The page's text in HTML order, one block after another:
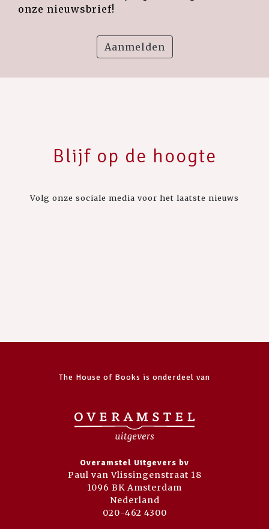
onze nieuwsbrief!
Aanmelden
Blijf op de hoogte
Volg onze sociale media voor het laatste nieuws
The House of Books is onderdeel van
Overamstel Uitgevers bv
Paul van Vlissingenstraat 18
1096 BK Amsterdam
Nederland
020-462 4300